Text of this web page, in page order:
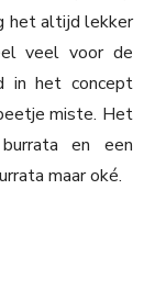
het altijd lekker
veel voor de
in het concept
miste. Het
en een
maar oké.